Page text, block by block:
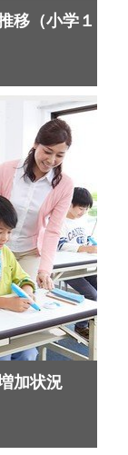
移（小学１
加状況